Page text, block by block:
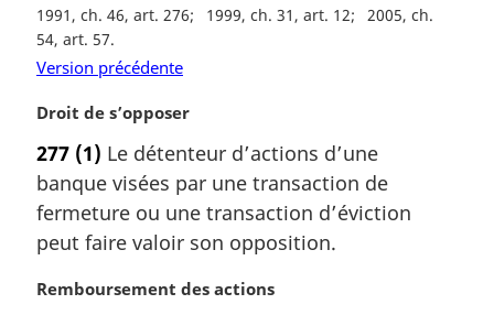
1991, ch. 46, art. 276 1999, ch. 31, art. 12
2005, ch.
54, art. 57
Version précédente
N
t
e
m
a
r
g
Droit de s’opposer
277 (1) Le détenteur d’actions d’une
banque visées par une transaction de
fermeture ou une transaction d’éviction
peut faire valoir son opposition.
N
Remboursement des actions